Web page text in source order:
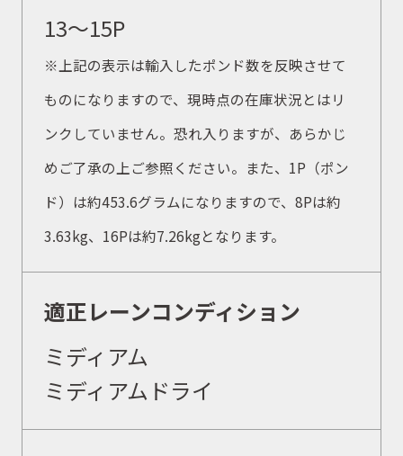
取扱ブランド
商品カタログ
取扱店舗
WEBショップ
ニュース
13〜15P
※上記の表示は輸入したポンド数を反映させて
ものになりますので、現時点の在庫状況とはリ
ンクしていません。恐れ入りますが、あらかじ
めご了承の上ご参照ください。また、1P（ポン
ド）は約453.6グラムになりますので、8Pは約
3.63kg、16Pは約7.26kgとなります。
適正レーンコンディション
ミディアム
ミディアムドライ